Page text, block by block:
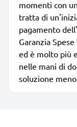
momenti con
tratta di
pagamento
Garanzia
ed è molto più
nelle mani di
soluzione